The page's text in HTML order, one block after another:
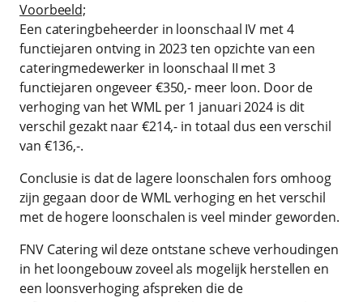
Voorbeeld;
Een cateringbeheerder in loonschaal IV met 4
functiejaren ontving in 2023 ten opzichte van een
cateringmedewerker in loonschaal II met 3
functiejaren ongeveer €350,- meer loon. Door de
verhoging van het WML per 1 januari 2024 is dit
verschil gezakt naar €214,- in totaal dus een verschil
van €136,-.
Conclusie is dat de lagere loonschalen fors omhoog
zijn gegaan door de WML verhoging en het verschil
met de hogere loonschalen is veel minder geworden.
FNV Catering wil deze ontstane scheve verhoudingen
in het loongebouw zoveel als mogelijk herstellen en
een loonsverhoging afspreken die de